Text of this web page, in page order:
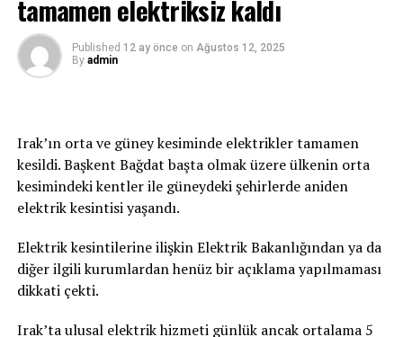
genelinde gölgede hissedilen sıcaklık 36-39 derece.
Güneş altında ve asfalt alanlarda ise sıcaklık 50 dereceyi
geçiyor.
tamamen elektriksiz kaldı
Published 12 ay önce on Ağustos 12, 2025
By admin
Irak’ın orta ve güney kesiminde elektrikler tamamen
kesildi. Başkent Bağdat başta olmak üzere ülkenin orta
kesimindeki kentler ile güneydeki şehirlerde aniden
elektrik kesintisi yaşandı.
Elektrik kesintilerine ilişkin Elektrik Bakanlığından ya da
diğer ilgili kurumlardan henüz bir açıklama yapılmaması
dikkati çekti.
Irak’ta ulusal elektrik hizmeti günlük ancak ortalama 5